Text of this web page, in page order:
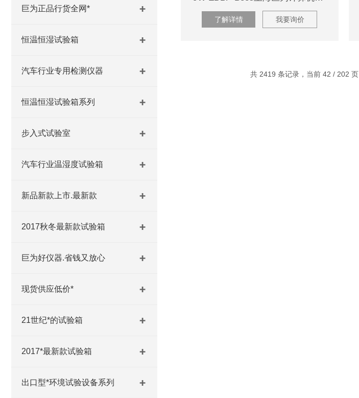
巨为正品行货全网*
恒温恒湿试验箱
汽车行业专用检测仪器
恒温恒湿试验箱系列
步入式试验室
汽车行业温湿度试验箱
新品新款上市.最新款
2017秋冬最新款试验箱
巨为好仪器.省钱又放心
现货供应低价*
21世纪*的试验箱
2017*最新款试验箱
出口型*环境试验设备系列
了解详情 我要询价
共 2419 条记录，当前 42 / 202 页